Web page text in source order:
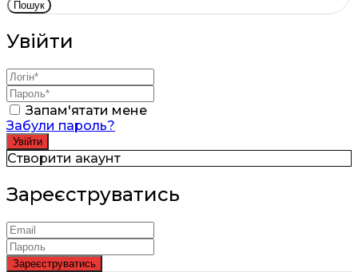
Пошук
Увійти
Запам'ятати мене
Забули пароль?
Створити акаунт
Зареєструватись